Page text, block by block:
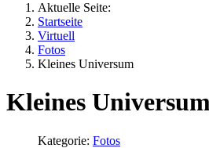
Aktuelle Seite:
Startseite
Virtuell
Fotos
Kleines Universum
Kleines
Kategorie: Fotos